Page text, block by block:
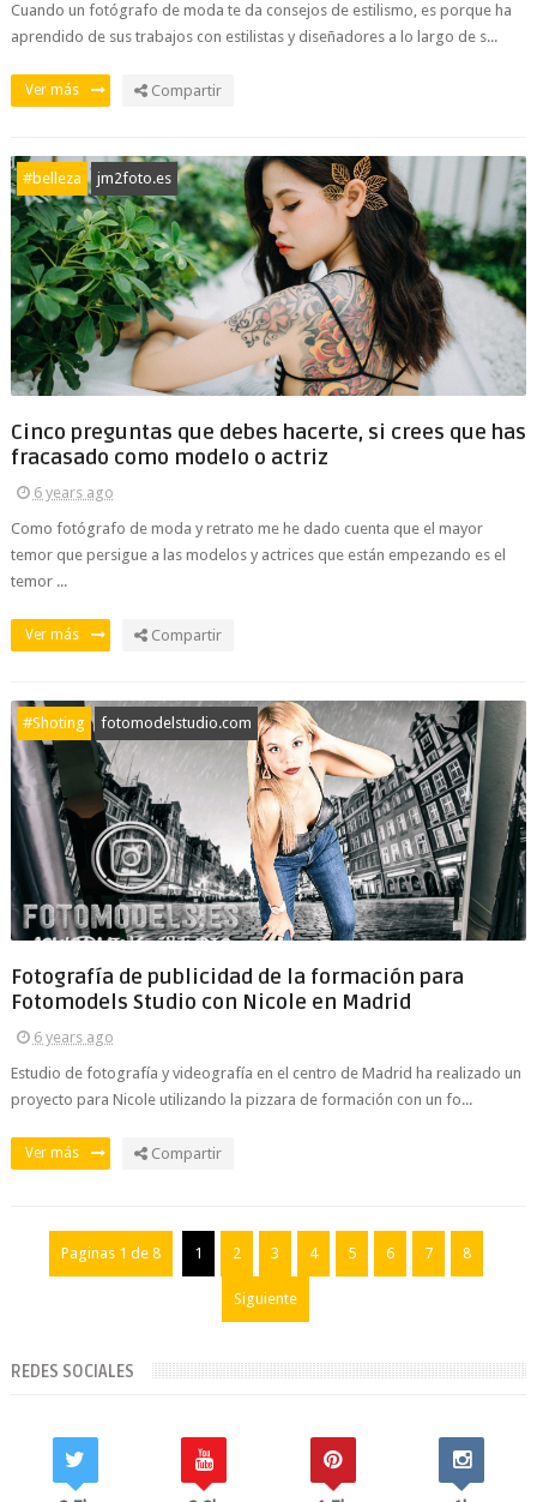
Cuando un fotógrafo de moda te da consejos de estilismo, es porque ha
aprendido de sus trabajos con estilistas y diseñadores a lo largo de s...
Ver más Compartir
#belleza jm2foto.es
Cinco preguntas que debes hacerte, si crees que has
fracasado como modelo o actriz
6 years ago
Como fotógrafo de moda y retrato me he dado cuenta que el mayor
temor que persigue a las modelos y actrices que están empezando es el
temor ...
Ver más Compartir
#Shoting fotomodelstudio.com
Fotografía de publicidad de la formación para
Fotomodels Studio con Nicole en Madrid
6 years ago
Estudio de fotografía y videografía en el centro de Madrid ha realizado un
proyecto para Nicole utilizando la pizzara de formación con un fo...
Ver más Compartir
Paginas 1 de 8 1 2 3 4 5 6 7 8
Siguiente
REDES SOCIALES